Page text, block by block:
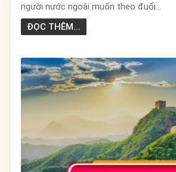
người nước ngoài muốn theo đuổi...
ĐỌC THÊM...